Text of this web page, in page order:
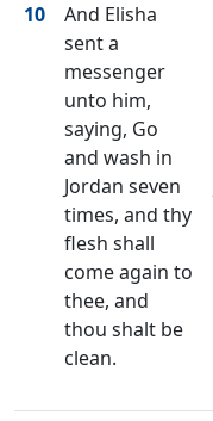
10
And Elisha
sent a
messenger
unto him,
saying, Go
and wash in
Jordan seven
times, and thy
flesh shall
come again to
thee, and
thou shalt be
clean.